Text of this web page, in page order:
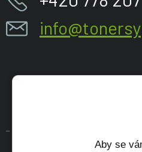
Aby se